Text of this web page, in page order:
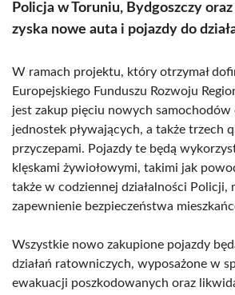
Policja w Toruniu, Bydgoszczy
zyska nowe auta i pojazdy do
W ramach projektu, który otrzymał
Europejskiego Funduszu Rozwoju
jest zakup pięciu nowych samochodów
jednostek pływających, a także trzech
przyczepami. Pojazdy te będą
klęskami żywiołowymi, takimi jak
także w codziennej działalności Policji,
zapewnienie bezpieczeństwa
Wszystkie nowo zakupione pojazdy
działań ratowniczych, wyposażone w
ewakuacji poszkodowanych oraz